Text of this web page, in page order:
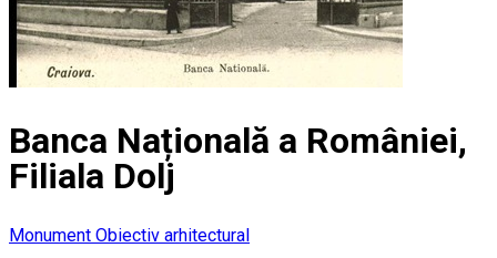
Banca Națională a României,
Filiala Dolj
Monument Obiectiv arhitectural